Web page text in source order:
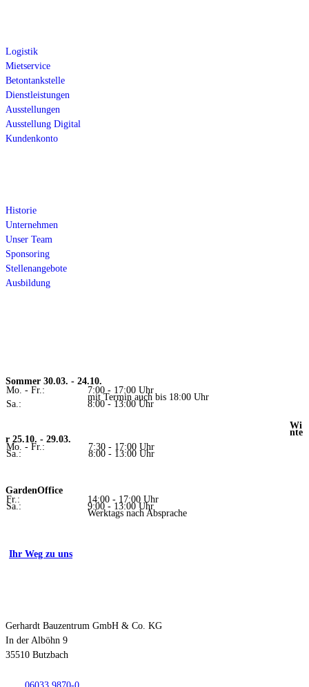
Logistik
Mietservice
Betontankstelle
Dienstleistungen
Ausstellungen
Ausstellung Digital
Kundenkonto
Historie
Unternehmen
Unser Team
Sponsoring
Stellenangebote
Ausbildung
Sommer 30.03. - 24.10.
Mo. - Fr.:
Sa.:
7:00 - 17:00 Uhr
mit Termin auch bis 18:00 Uhr
8:00 - 13:00 Uhr
Wi
nte
r 25.10. - 29.03.
Mo. - Fr.:
Sa.:
7:30 - 17:00 Uhr
8:00 - 13:00 Uhr
GardenOffice
Fr.:
Sa.:
14:00 - 17:00 Uhr
9:00 - 13:00 Uhr
Werktags nach Absprache
Ihr Weg zu uns
Gerhardt Bauzentrum GmbH & Co. KG
In der Alböhn 9
35510 Butzbach